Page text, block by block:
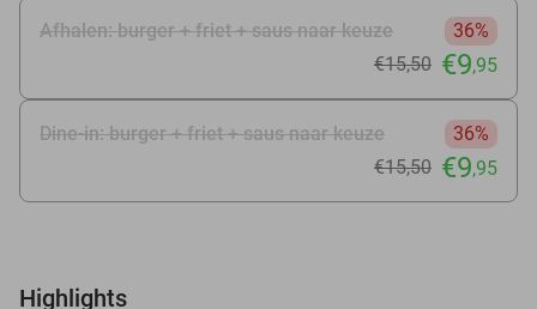
Afhalen: burger + friet + saus naar keuze
36%
€15,50 €9,95
Dine-in: burger + friet + saus naar keuze
36%
€15,50 €9,95
Highlights